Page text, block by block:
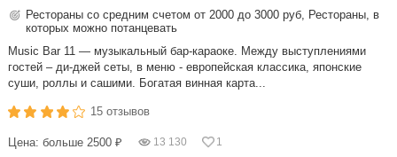
Рестораны со средним счетом от 2000 до 3000 руб, Рестораны, в
которых можно потанцевать
Music Bar 11 — музыкальный бар-караоке. Между выступлениями
гостей – ди-джей сеты, в меню - европейская классика, японские
суши, роллы и сашими. Богатая винная карта...
15 отзывов
Цена: больше 2500 ₽ 13 130 1